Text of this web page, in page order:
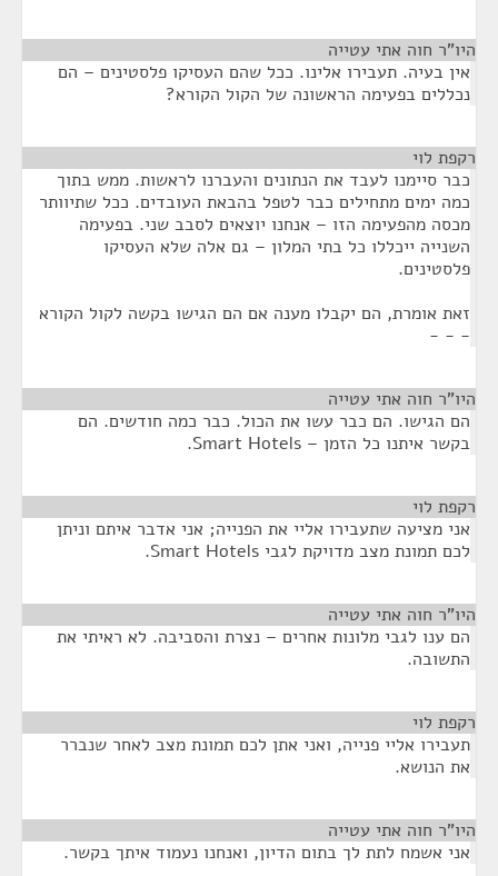
היו"ר חוה אתי עטייה
אין בעיה. תעבירו אלינו. ככל שהם העסיקו פלסטינים – הם
נכללים בפעימה הראשונה של הקול הקורא?
רקפת לוי
כבר סיימנו לעבד את הנתונים והעברנו לראשות. ממש בתוך
כמה ימים מתחילים כבר לטפל בהבאת העובדים. ככל שתיוותר
מכסה מהפעימה הזו – אנחנו יוצאים לסבב שני. בפעימה
השנייה ייכללו כל בתי המלון – גם אלה שלא העסיקו
פלסטינים.
זאת אומרת, הם יקבלו מענה אם הם הגישו בקשה לקול הקורא
- - -
היו"ר חוה אתי עטייה
הם הגישו. הם כבר עשו את הכול. כבר כמה חודשים. הם
בקשר איתנו כל הזמן – Smart Hotels.
רקפת לוי
אני מציעה שתעבירו אליי את הפנייה; אני אדבר איתם וניתן
לכם תמונת מצב מדויקת לגבי Smart Hotels.
היו"ר חוה אתי עטייה
הם ענו לגבי מלונות אחרים – נצרת והסביבה. לא ראיתי את
התשובה.
רקפת לוי
תעבירו אליי פנייה, ואני אתן לכם תמונת מצב לאחר שנברר
את הנושא.
היו"ר חוה אתי עטייה
אני אשמח לתת לך בתום הדיון, ואנחנו נעמוד איתך בקשר.